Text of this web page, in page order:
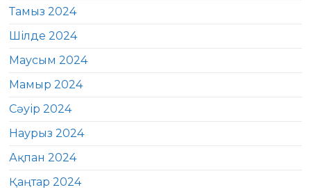
Тамыз 2024
Шілде 2024
Маусым 2024
Мамыр 2024
Сәуір 2024
Наурыз 2024
Ақпан 2024
Қаңтар 2024